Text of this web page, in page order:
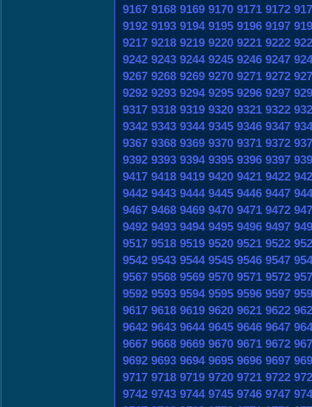
9167 9168 9169 9170 9171 9172
9192 9193 9194 9195 9196 9197
9217 9218 9219 9220 9221 9222
9242 9243 9244 9245 9246 9247
9267 9268 9269 9270 9271 9272
9292 9293 9294 9295 9296 9297
9317 9318 9319 9320 9321 9322
9342 9343 9344 9345 9346 9347
9367 9368 9369 9370 9371 9372
9392 9393 9394 9395 9396 9397
9417 9418 9419 9420 9421 9422
9442 9443 9444 9445 9446 9447
9467 9468 9469 9470 9471 9472
9492 9493 9494 9495 9496 9497
9517 9518 9519 9520 9521 9522
9542 9543 9544 9545 9546 9547
9567 9568 9569 9570 9571 9572
9592 9593 9594 9595 9596 9597
9617 9618 9619 9620 9621 9622
9642 9643 9644 9645 9646 9647
9667 9668 9669 9670 9671 9672
9692 9693 9694 9695 9696 9697
9717 9718 9719 9720 9721 9722
9742 9743 9744 9745 9746 9747